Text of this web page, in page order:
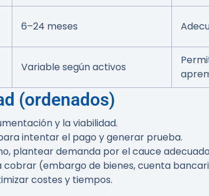
6–24 meses
Variable según activos
(ordenados)
y la viabilidad.
intentar el pago y generar prueba.
plantear demanda por el cauce
(embargo de bienes, cuenta
costes y tiempos.